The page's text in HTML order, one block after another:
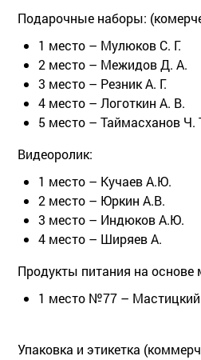
Подарочные наборы:
1 место – Мулюков С. Г.
2 место – Межидов Д. А.
3 место – Резник А. Г.
4 место – Логоткин А. В.
5 место – Таймасханов Ч.
Видеоролик:
1 место – Кучаев А.Ю.
2 место – Юркин А.В.
3 место – Индюков А.Ю.
4 место – Ширяев А.
Продукты питания на основе
1 место №77 –
Упаковка и этикетка